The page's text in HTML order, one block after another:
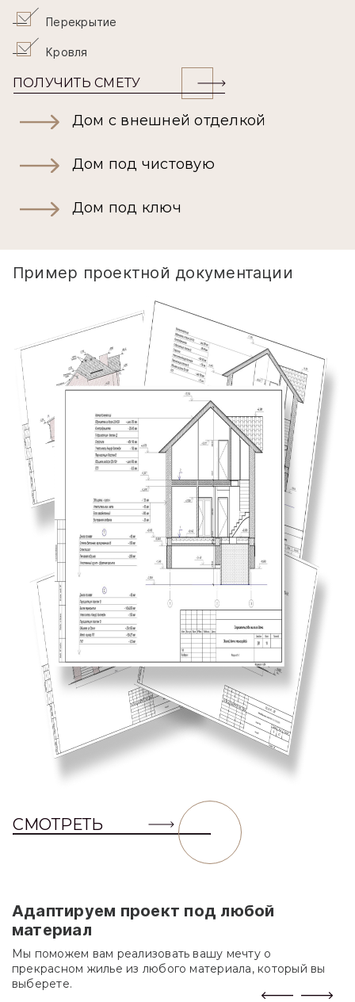
Перекрытие
Кровля
ПОЛУЧИТЬ СМЕТУ
Дом с внешней отделкой
Дом под чистовую
Дом под ключ
Пример проектной документации
СМОТРЕТЬ
Адаптируем проект под любой
материал
Мы поможем вам реализовать вашу мечту о
прекрасном жилье из любого материала, который вы
выберете.